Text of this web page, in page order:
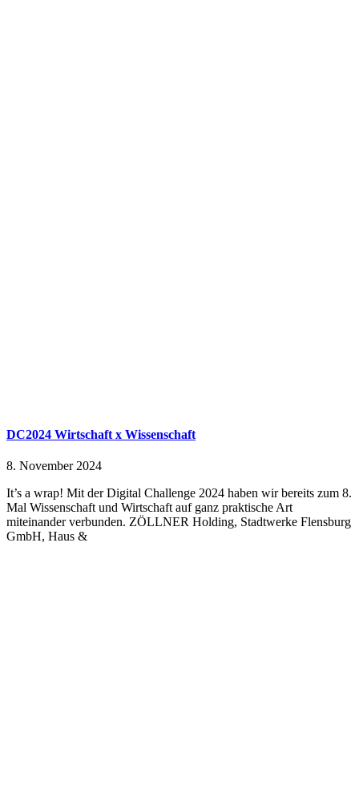
DC2024 Wirtschaft x Wissenschaft
8. November 2024
It’s a wrap! Mit der Digital Challenge 2024 haben wir bereits zum 8.
Mal Wissenschaft und Wirtschaft auf ganz praktische Art
miteinander verbunden. ZÖLLNER Holding, Stadtwerke Flensburg
GmbH, Haus &